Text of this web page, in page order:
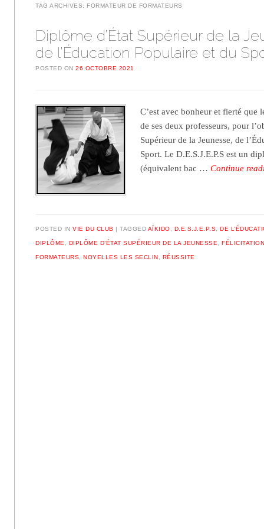
TAG ARCHIVES: FORMATEUR DE FORMATEURS
Diplôme d’État Supérieur de la
de l’Éducation Populaire et du
POSTED ON26 OCTOBRE 2021
C’est avec bonheur et fierté que
de ses deux professeurs, pour
Supérieur de la Jeunesse, de
Sport. Le D.E.S.J.E.P.S est un
(équivalent bac …Continue
POSTED INVIE DU CLUB TAGGED AÏKIDO D.E.S.J.E.P.S ,DE
DIPLÔME DIPLÔME D’ÉTAT SUPÉRIEUR DE LA JEUNESSE ,
FORMATEURS ,NOYELLES LES SECLIN RÉUSSITE